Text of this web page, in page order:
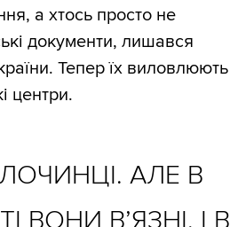
а хтось просто не
документи, лишався
Тепер їх виловлюють
центри.
АЛЕ В